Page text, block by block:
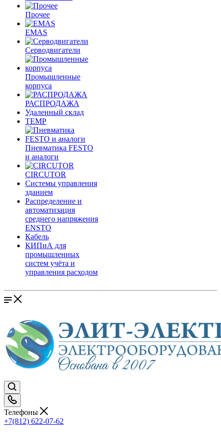
Прочее
EMAS
Cерводвигатели
Промышленные
корпуса
РАСПРОДАЖА
Удаленный склад
TEMP
Пневматика FESTO
и аналоги
CIRCUTOR
Системы управления
зданием
Распределение и
автоматизация
среднего напряжения
ENSTO
Кабель
КИПиА для
промышленных
систем учёта и
управления расходом
Телефоны
+7(812) 622-07-62